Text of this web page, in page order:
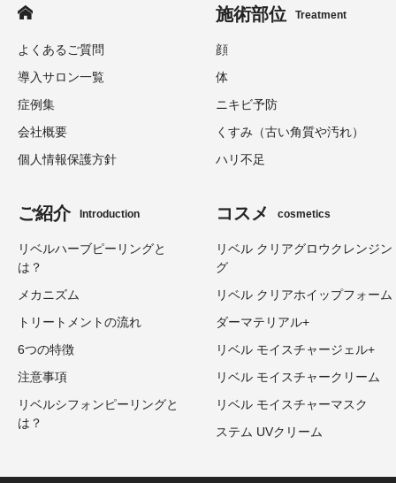
よくあるご質問
導入サロン一覧
症例集
会社概要
個人情報保護方針
施術部位 Treatment
顔
体
ニキビ予防
くすみ（古い角質や汚れ）
ハリ不足
ご紹介 Introduction
リベルハーブピーリングと
は？
メカニズム
トリートメントの流れ
6つの特徴
注意事項
リベルシフォンピーリングと
は？
コスメ cosmetics
リベル クリアグロウクレンジン
グ
リベル クリアホイップフォーム
ダーマテリアル+
リベル モイスチャージェル+
リベル モイスチャークリーム
リベル モイスチャーマスク
ステム UVクリーム